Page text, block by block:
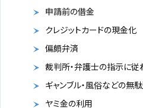
申請前の借金
クレジットカードの現金化
偏頗弁済
裁判所・弁護士の指示に従
ギャンブル・風俗などの無
ヤミ金の利用